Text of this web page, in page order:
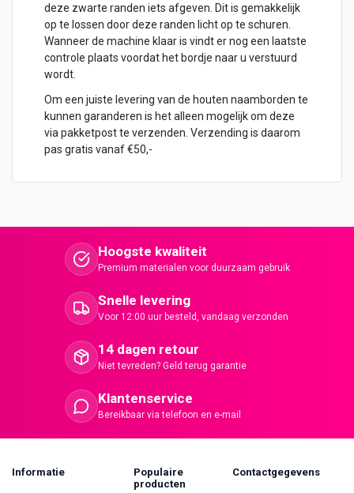
deze zwarte randen iets afgeven. Dit is gemakkelijk
op te lossen door deze randen licht op te schuren.
Wanneer de machine klaar is vindt er nog een laatste
controle plaats voordat het bordje naar u verstuurd
wordt.
Om een juiste levering van de houten naamborden te
kunnen garanderen is het alleen mogelijk om deze
via pakketpost te verzenden. Verzending is daarom
pas gratis vanaf €50,-
Hoogste kwaliteit
Premium materialen voor duurzaam gebruik
Snelle levering
Voor 12:00 uur besteld, vandaag verzonden
14 dagen retour
Niet tevreden? Geld terug garantie
Klantenservice
Bereikbaar via telefoon en e-mail
Informatie
Populaire
producten
Contactgegevens